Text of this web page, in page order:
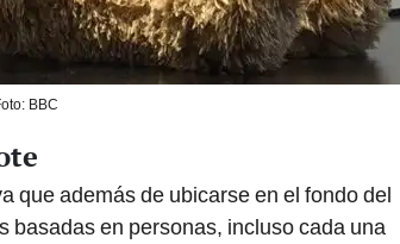
BBC
que además de ubicarse en el fondo del
basadas en personas, incluso cada una